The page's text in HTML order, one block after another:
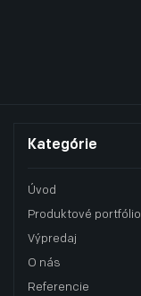
Kategórie
Úvod
Produktové portfólio
Výpredaj
O nás
Referencie